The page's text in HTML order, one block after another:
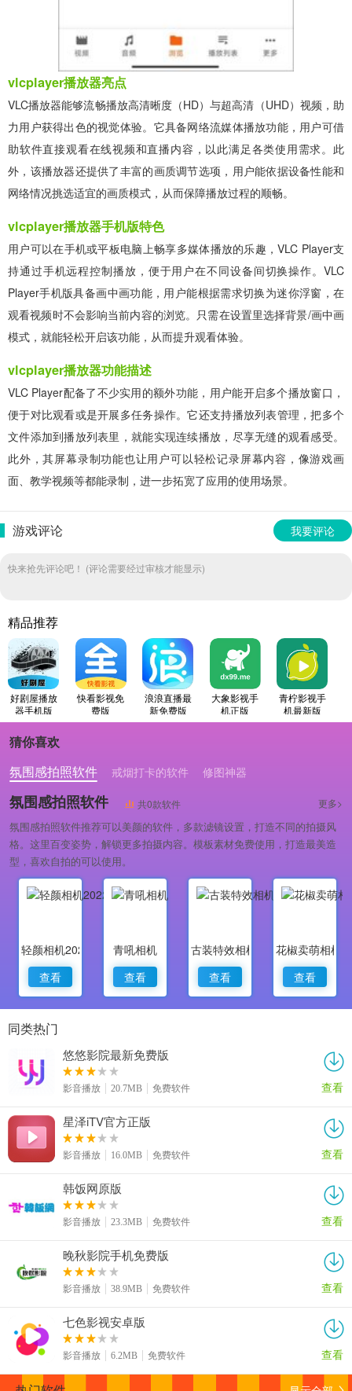
vlcplayer播放器亮点
VLC播放器能够流畅播放高清晰度（HD）与超高清（UHD）视频，助
力用户获得出色的视觉体验。它具备网络流媒体播放功能，用户可借
助软件直接观看在线视频和直播内容，以此满足各类使用需求。此
外，该播放器还提供了丰富的画质调节选项，用户能依据设备性能和
网络情况挑选适宜的画质模式，从而保障播放过程的顺畅。
vlcplayer播放器手机版特色
用户可以在手机或平板电脑上畅享多媒体播放的乐趣，VLC Player支
持通过手机远程控制播放，便于用户在不同设备间切换操作。VLC
Player手机版具备画中画功能，用户能根据需求切换为迷你浮窗，在
观看视频时不会影响当前内容的浏览。只需在设置里选择背景/画中画
模式，就能轻松开启该功能，从而提升观看体验。
vlcplayer播放器功能描述
VLC Player配备了不少实用的额外功能，用户能开启多个播放窗口，
便于对比观看或是开展多任务操作。它还支持播放列表管理，把多个
文件添加到播放列表里，就能实现连续播放，尽享无缝的观看感受。
此外，其屏幕录制功能也让用户可以轻松记录屏幕内容，像游戏画
面、教学视频等都能录制，进一步拓宽了应用的使用场景。
游戏评论 我要评论
快来抢先评论吧！ (评论需要经过审核才能显示)
精品推荐
好剧屋播放
器手机版
快看影视免
费版
浪浪直播最
新免费版
大象影视手
机正版
青柠影视手
机最新版
猜你喜欢
氛围感拍照软件
戒烟打卡的软件 修图神器
氛围感拍照软件 共0款软件 更多>
氛围感拍照软件推荐可以美颜的软件，多款滤镜设置，打造不同的拍摄风
格。这里百变姿势，解锁更多拍摄内容。模板素材免费使用，打造最美造
型，喜欢自拍的可以使用。
轻颜相机2022最新版
查看
青吼相机
查看
古装特效相机
查看
花椒卖萌相机
查看
同类热门
悠悠影院最新免费版
影音播放 20.7MB 免费软件 查看
星泽iTV官方正版
影音播放 16.0MB 免费软件 查看
韩饭网原版
影音播放 23.3MB 免费软件 查看
晚秋影院手机免费版
影音播放 38.9MB 免费软件 查看
七色影视安卓版
影音播放 6.2MB 免费软件 查看